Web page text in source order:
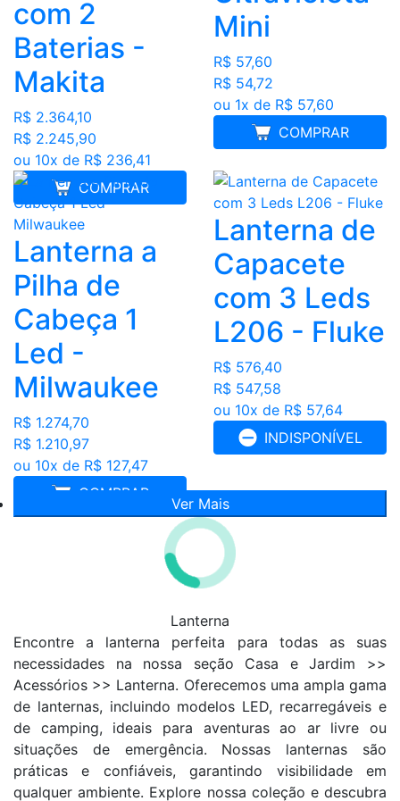
com 2
Baterias -
Makita
R$ 2.364,10
R$ 2.245,90
ou 10x de R$ 236,41
COMPRAR
Mini
R$ 57,60
R$ 54,72
ou 1x de R$ 57,60
COMPRAR
Lanterna a
Pilha de
Cabeça 1
Led -
Milwaukee
R$ 1.274,70
R$ 1.210,97
ou 10x de R$ 127,47
COMPRAR
Lanterna de
Capacete
com 3 Leds
L206 - Fluke
R$ 576,40
R$ 547,58
ou 10x de R$ 57,64
INDISPONÍVEL
Ver Mais
Lanterna
Encontre a lanterna perfeita para todas as suas
necessidades na nossa seção Casa e Jardim >>
Acessórios >> Lanterna. Oferecemos uma ampla gama
de lanternas, incluindo modelos LED, recarregáveis e
de camping, ideais para aventuras ao ar livre ou
situações de emergência. Nossas lanternas são
práticas e confiáveis, garantindo visibilidade em
qualquer ambiente. Explore nossa coleção e descubra